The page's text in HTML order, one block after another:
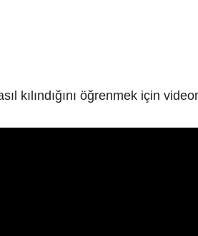
kılındığını öğrenmek için